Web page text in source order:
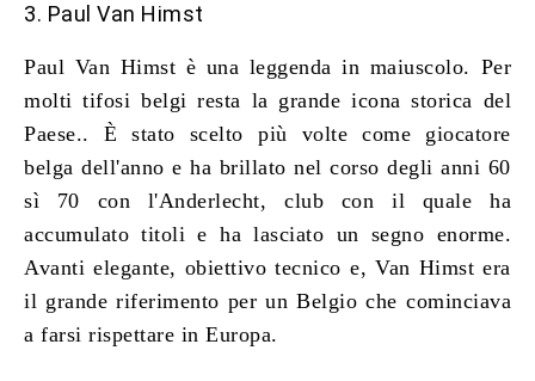
3. Paul Van Himst
Paul Van Himst è una leggenda in maiuscolo. Per
molti tifosi belgi resta la grande icona storica del
Paese.. È stato scelto più volte come giocatore
belga dell'anno e ha brillato nel corso degli anni 60
sì 70 con l'Anderlecht, club con il quale ha
accumulato titoli e ha lasciato un segno enorme.
Avanti elegante, obiettivo tecnico e, Van Himst era
il grande riferimento per un Belgio che cominciava
a farsi rispettare in Europa.